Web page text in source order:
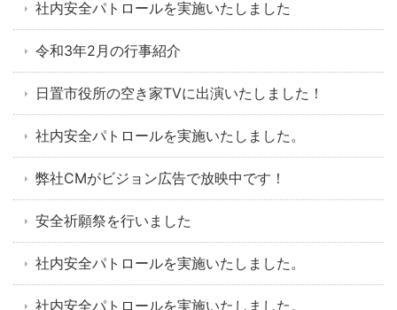
社内安全パトロールを実施いたしました
令和3年2月の行事紹介
日置市役所の空き家TVに出演いたしました！
社内安全パトロールを実施いたしました。
弊社CMがビジョン広告で放映中です！
安全祈願祭を行いました
社内安全パトロールを実施いたしました。
社内安全パトロールを実施いたしました。